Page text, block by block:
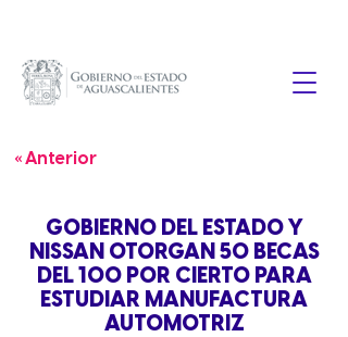
« Anterior
GOBIERNO DEL ESTADO Y
NISSAN OTORGAN 50 BECAS
DEL 100 POR CIERTO PARA
ESTUDIAR MANUFACTURA
AUTOMOTRIZ